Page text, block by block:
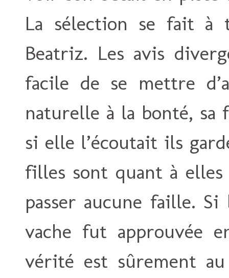
La sélection se fait à
Beatriz. Les avis
facile de se mettre
naturelle à la bonté,
si elle l’écoutait ils
filles sont quant à
passer aucune faille. Si
vache fut approuvée
vérité est sûrement